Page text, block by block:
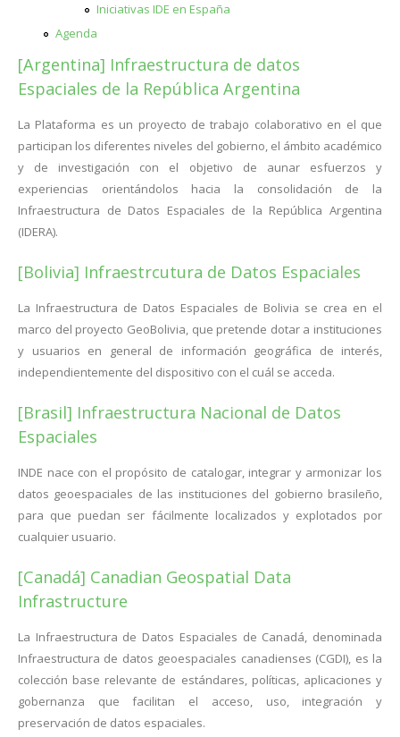
Iniciativas IDE en España
Agenda
[Argentina] Infraestructura de datos
Espaciales de la República Argentina
La Plataforma es un proyecto de trabajo colaborativo en el que
participan los diferentes niveles del gobierno, el ámbito académico
y de investigación con el objetivo de aunar esfuerzos y
experiencias orientándolos hacia la consolidación de la
Infraestructura de Datos Espaciales de la República Argentina
(IDERA).
[Bolivia] Infraestrcutura de Datos Espaciales
La Infraestructura de Datos Espaciales de Bolivia se crea en el
marco del proyecto GeoBolivia, que pretende dotar a instituciones
y usuarios en general de información geográfica de interés,
independientemente del dispositivo con el cuál se acceda.
[Brasil] Infraestructura Nacional de Datos
Espaciales
INDE nace con el propósito de catalogar, integrar y armonizar los
datos geoespaciales de las instituciones del gobierno brasileño,
para que puedan ser fácilmente localizados y explotados por
cualquier usuario.
[Canadá] Canadian Geospatial Data
Infrastructure
La Infraestructura de Datos Espaciales de Canadá, denominada
Infraestructura de datos geoespaciales canadienses (CGDI), es la
colección base relevante de estándares, políticas, aplicaciones y
gobernanza que facilitan el acceso, uso, integración y
preservación de datos espaciales.